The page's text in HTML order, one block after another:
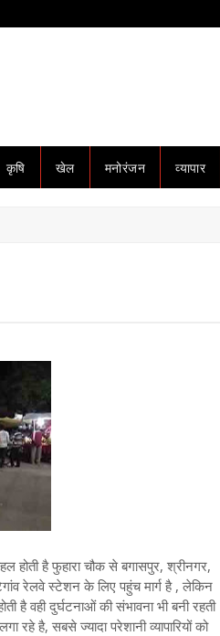
कृषि खेल मनोरंजन व्यापार
है फुहारा चौक से बगासपुर, श्रीनगर,
रेलवे स्टेशन के लिए पहुंच मार्ग है , लेकिन
है वही दुर्घटनाओं की संभावना भी बनी रहती
रहे है, सबसे ज्यादा परेशानी व्यापारियों को